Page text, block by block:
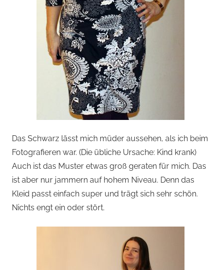
Das Schwarz lässt mich müder aussehen, als ich beim
Fotografieren war. (Die übliche Ursache: Kind krank)
Auch ist das Muster etwas groß geraten für mich. Das
ist aber nur jammern auf hohem Niveau. Denn das
Kleid passt einfach super und trägt sich sehr schön.
Nichts engt ein oder stört.